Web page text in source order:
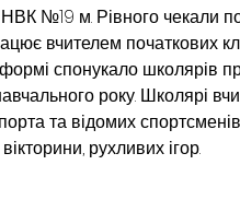
№19 м. Рівного чекали
вчителем початкових
спонукало школярів
року. Школярі
та відомих
рухливих ігор.